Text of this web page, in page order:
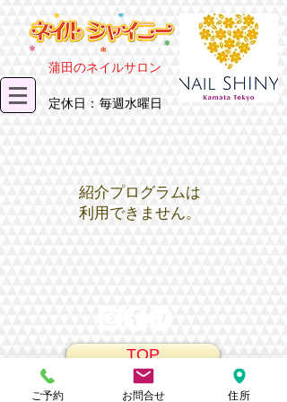
​蒲田のネイルサロン
​定休日：毎週水曜日
紹介プログラムは
利用できません。
TOP
© 1996 SHINY .INC of Bussiness
ご予約 お問合せ 住所